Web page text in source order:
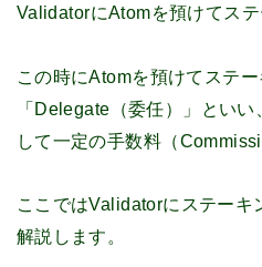
ValidatorにAtomを預けてステ
この時にAtomを預けてステ
「Delegate（委任）」とい
して一定の手数料（
ここではValidatorにステー
解説します。